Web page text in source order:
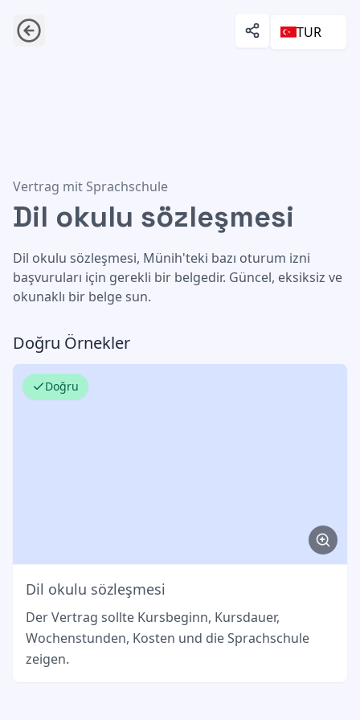
TUR
Dil okulu sözleşmesi
Vertrag mit Sprachschule
Dil okulu sözleşmesi
Dil okulu sözleşmesi, Münih'teki bazı oturum izni
başvuruları için gerekli bir belgedir. Güncel, eksiksiz ve
okunaklı bir belge sun.
Doğru Örnekler
Doğru
Dil okulu sözleşmesi
Der Vertrag sollte Kursbeginn, Kursdauer,
Wochenstunden, Kosten und die Sprachschule
zeigen.